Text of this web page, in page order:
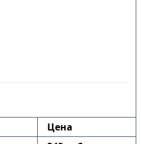
Цена